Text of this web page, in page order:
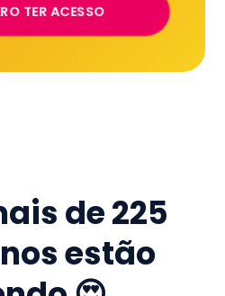
TER ACESSO
de225
estão